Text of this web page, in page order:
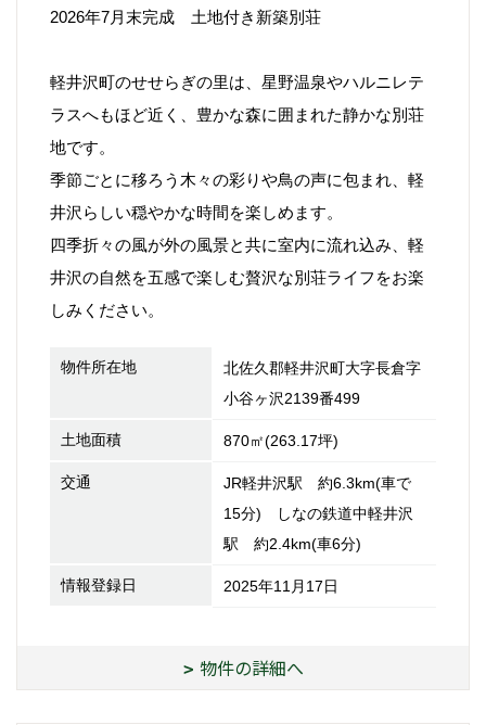
2026年7月末完成 土地付き新築別荘
軽井沢町のせせらぎの里は、星野温泉やハルニレテ
ラスへもほど近く、豊かな森に囲まれた静かな別荘
地です。
季節ごとに移ろう木々の彩りや鳥の声に包まれ、軽
井沢らしい穏やかな時間を楽しめます。
四季折々の風が外の風景と共に室内に流れ込み、軽
井沢の自然を五感で楽しむ贅沢な別荘ライフをお楽
しみください。
物件所在地
北佐久郡軽井沢町大字長倉字
小谷ヶ沢2139番499
土地面積 870㎡(263.17坪)
交通
JR軽井沢駅 約6.3km(車で
15分) しなの鉄道中軽井沢
駅 約2.4km(車6分)
情報登録日 2025年11月17日
物件の詳細へ